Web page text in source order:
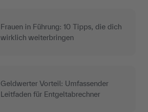
Frauen in Führung: 10 Tipps, die dich
wirklich weiterbringen
Geldwerter Vorteil: Umfassender
Leitfaden für Entgeltabrechner